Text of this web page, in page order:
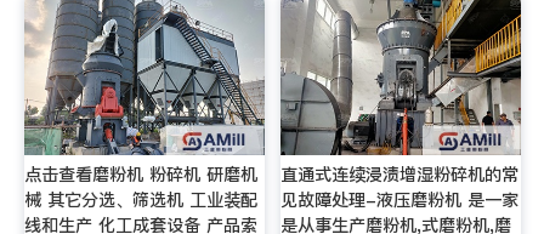
点击查看磨粉机 粉碎机 研磨机
械 其它分选、筛选机 工业装配
线和生产 化工成套设备 产品索
直通式连续浸渍增湿粉碎机的常
见故障处理-液压磨粉机 是一家
是从事生产磨粉机,式磨粉机,磨